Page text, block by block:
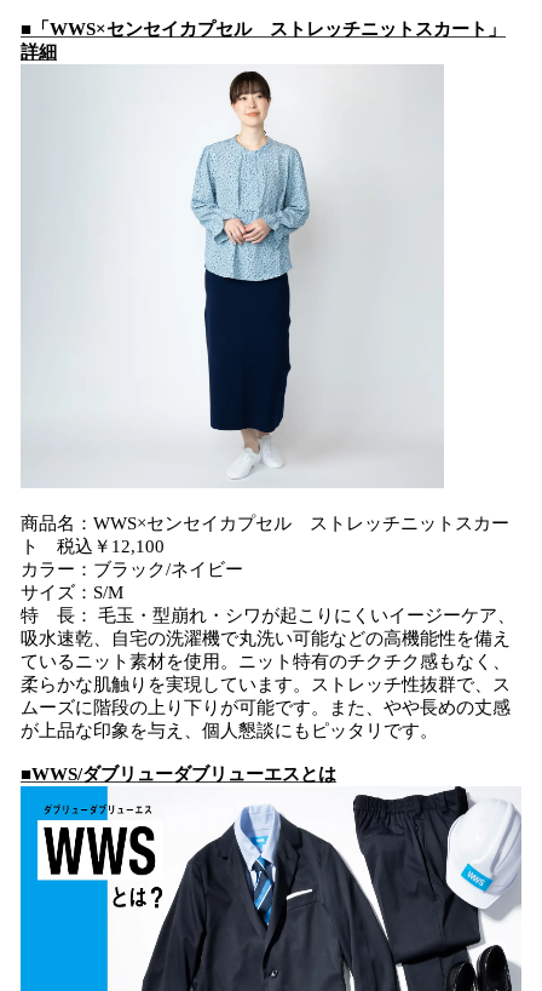
■「WWS×センセイカプセル ストレッチニットスカート」
詳細
商品名：WWS×センセイカプセル ストレッチニットスカー
ト 税込￥12,100
カラー：ブラック/ネイビー
サイズ：S/M
特 長： 毛玉・型崩れ・シワが起こりにくいイージーケア、
吸水速乾、自宅の洗濯機で丸洗い可能などの高機能性を備え
ているニット素材を使用。ニット特有のチクチク感もなく、
柔らかな肌触りを実現しています。ストレッチ性抜群で、ス
ムーズに階段の上り下りが可能です。また、やや長めの丈感
が上品な印象を与え、個人懇談にもピッタリです。
■WWS/ダブリューダブリューエスとは